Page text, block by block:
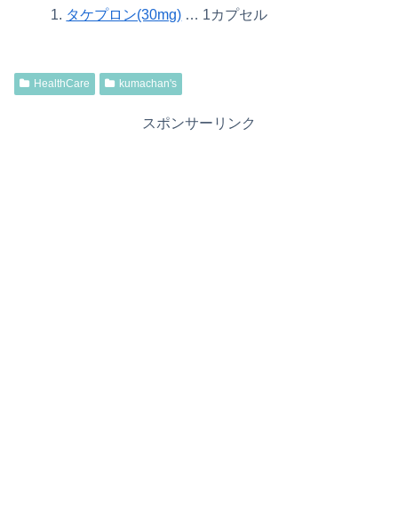
タケプロン(30mg) … 1カプセル
HealthCare kumachan's
スポンサーリンク